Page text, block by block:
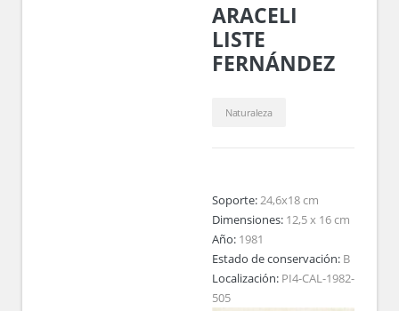
ARACELI
LISTE
FERNÁNDEZ
Naturaleza
Soporte:24,6x18 cm
Dimensiones: 12,5 x 16 cm
Año: 1981
Estado de conservación: B
Localización: PI4-CAL-1982-
505